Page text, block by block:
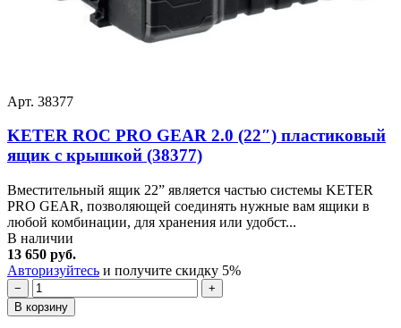
Арт. 38377
KETER ROC PRO GEAR 2.0 (22″) пластиковый
ящик с крышкой (38377)
Вместительный ящик 22” является частью системы KETER
PRO GEAR, позволяющей соединять нужные вам ящики в
любой комбинации, для хранения или удобст...
В наличии
13 650 руб.
Авторизуйтесь и получите скидку 5%
−
+
В корзину